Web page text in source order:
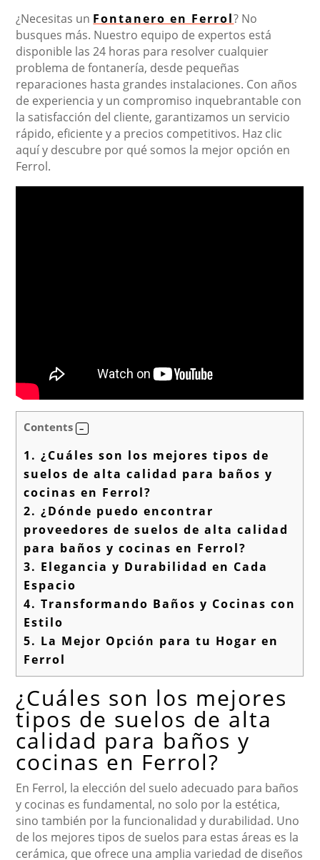
¿Necesitas un Fontanero en Ferrol? No
busques más. Nuestro equipo de expertos está
disponible las 24 horas para resolver cualquier
problema de fontanería, desde pequeñas
reparaciones hasta grandes instalaciones. Con años
de experiencia y un compromiso inquebrantable con
la satisfacción del cliente, garantizamos un servicio
rápido, eficiente y a precios competitivos. Haz clic
aquí y descubre por qué somos la mejor opción en
Ferrol.
Contents
1. ¿Cuáles son los mejores tipos de
suelos de alta calidad para baños y
cocinas en Ferrol?
2. ¿Dónde puedo encontrar
proveedores de suelos de alta calidad
para baños y cocinas en Ferrol?
3. Elegancia y Durabilidad en Cada
Espacio
4. Transformando Baños y Cocinas con
Estilo
5. La Mejor Opción para tu Hogar en
Ferrol
¿Cuáles son los mejores
tipos de suelos de alta
calidad para baños y
cocinas en Ferrol?
En Ferrol, la elección del suelo adecuado para baños
y cocinas es fundamental, no solo por la estética,
sino también por la funcionalidad y durabilidad. Uno
de los mejores tipos de suelos para estas áreas es la
cerámica, que ofrece una amplia variedad de diseños